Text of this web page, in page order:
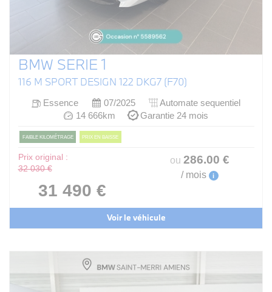
BMW SERIE 1
116 M SPORT DESIGN 122 DKG7 (F70)
Essence 07/2025
Automate sequentiel
14 666km
Garantie 24 mois
FAIBLE KILOMÉTRAGE PRIX EN BAISSE
Prix original :
32 030 €
31 490 €
ou 286.00 €
/ mois i
Voir le véhicule